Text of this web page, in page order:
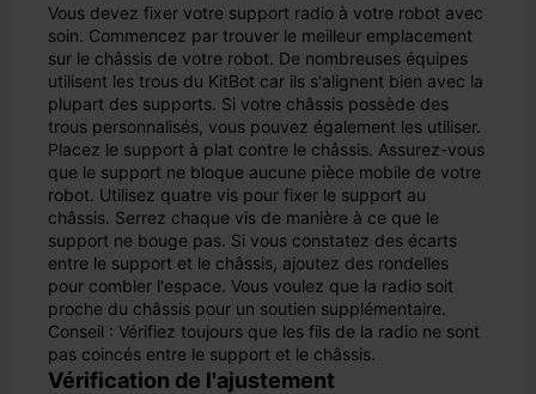
Vous devez fixer votre support radio à votre robot avec
soin. Commencez par trouver le meilleur emplacement
sur le châssis de votre robot. De nombreuses équipes
utilisent les trous du KitBot car ils s'alignent bien avec la
plupart des supports. Si votre châssis possède des
trous personnalisés, vous pouvez également les utiliser.
Placez le support à plat contre le châssis. Assurez-vous
que le support ne bloque aucune pièce mobile de votre
robot. Utilisez quatre vis pour fixer le support au
châssis. Serrez chaque vis de manière à ce que le
support ne bouge pas. Si vous constatez des écarts
entre le support et le châssis, ajoutez des rondelles
pour combler l'espace. Vous voulez que la radio soit
proche du châssis pour un soutien supplémentaire.
Conseil : Vérifiez toujours que les fils de la radio ne sont
pas coincés entre le support et le châssis.
Vérification de l'ajustement